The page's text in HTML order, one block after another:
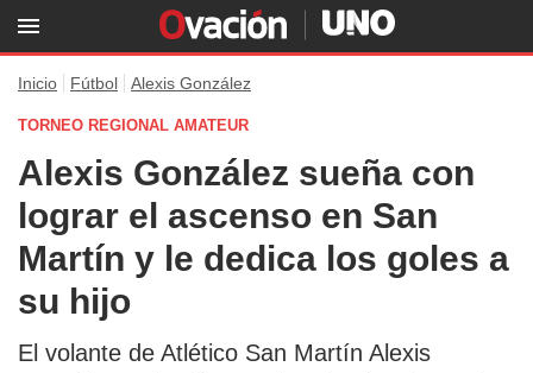
Inicio Fútbol Alexis González
TORNEO REGIONAL AMATEUR
Alexis González sueña con
lograr el ascenso en San
Martín y le dedica los goles a
su hijo
El volante de Atlético San Martín Alexis